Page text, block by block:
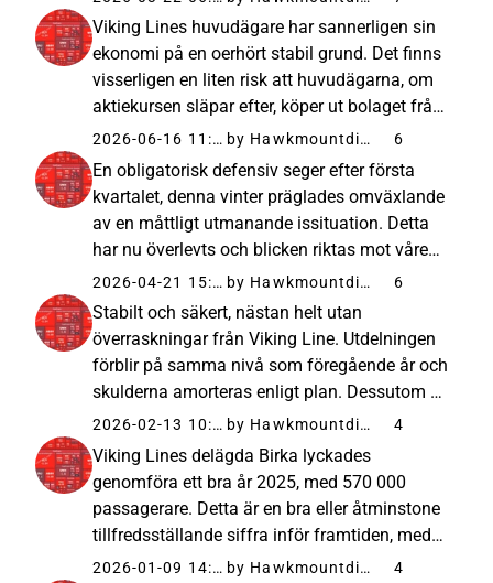
säkrats, men de exakta procenttalen framgick
åtminstone inte för mig...
Viking Lines huvudägare har sannerligen sin
ekonomi på en oerhört stabil grund. Det finns
visserligen en liten risk att huvudägarna, om
aktiekursen släpar efter, köper ut bolaget från
börsen när det kan fås billigt. Risken är än så
länge ganska teoretisk, men vinsterna måste
placeras...
2026-06-16 11:07 by Hawkmountdiver 6
En obligatorisk defensiv seger efter första
kvartalet, denna vinter präglades omväxlande
av en måttligt utmanande issituation. Detta
har nu överlevts och blicken riktas mot våren
och framför allt sommaren, då priset och
tillgången på flygbränsle belastar
flygbolagen. Under den kommande...
2026-04-21 15:47 by Hawkmountdiver 6
Stabilt och säkert, nästan helt utan
överraskningar från Viking Line. Utdelningen
förblir på samma nivå som föregående år och
skulderna amorteras enligt plan. Dessutom är
det betryggande att Birka klarar sig
någorlunda, så detta blev inte ett slukhål för
Viking Line. Samtidigt amorteras...
2026-02-13 10:22 by Hawkmountdiver 4
Viking Lines delägda Birka lyckades
genomföra ett bra år 2025, med 570 000
passagerare. Detta är en bra eller åtminstone
tillfredsställande siffra inför framtiden, med
tanke på att det rör sig om ett fint men trots
2026-01-09 14:30 by Hawkmountdiver 4